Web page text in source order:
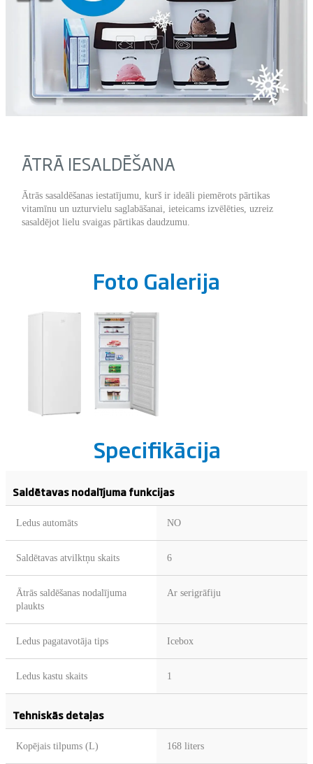
ĀTRĀ IESALDĒŠANA
Ātrās sasaldēšanas iestatījumu, kurš ir ideāli piemērots pārtikas
vitamīnu un uzturvielu saglabāšanai, ieteicams izvēlēties, uzreiz
sasaldējot lielu svaigas pārtikas daudzumu.
Foto Galerija
Specifikācija
Saldētavas nodalījuma funkcijas
Ledus automāts NO
Saldētavas atvilktņu skaits 6
Ātrās saldēšanas nodalījuma
plaukts
Ar serigrāfiju
Ledus pagatavotāja tips Icebox
Ledus kastu skaits 1
Tehniskās detaļas
Kopējais tilpums (L) 168 liters